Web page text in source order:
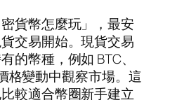
貨幣怎麼玩」，最安
交易開始。現貨交易
的幣種，例如 BTC、
格變動中觀察市場。這
較適合幣圈新手建立